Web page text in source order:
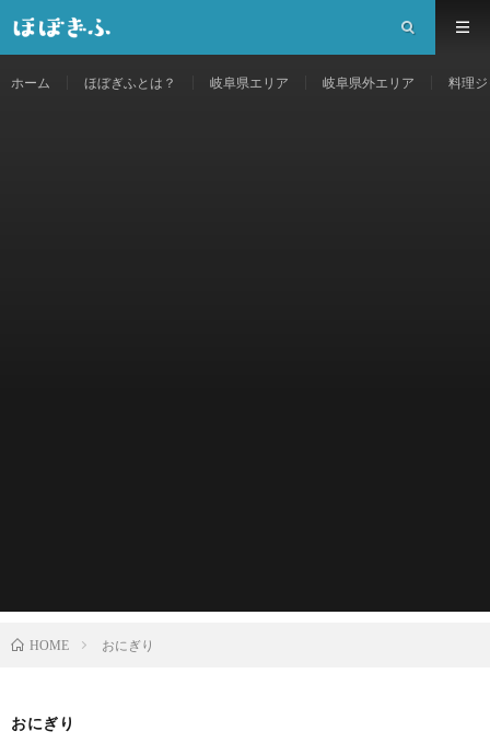
ホーム ほぼぎふとは？ 岐阜県エリア 岐阜県外エリア 料理
HOME おにぎり
おにぎり